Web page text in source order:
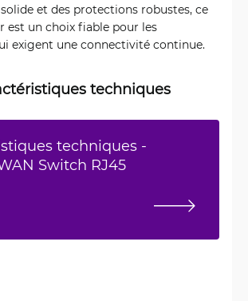
et des protections robustes, ce
est un choix fiable pour les
exigent une connectivité continue.
techniques
techniques -
Switch RJ45